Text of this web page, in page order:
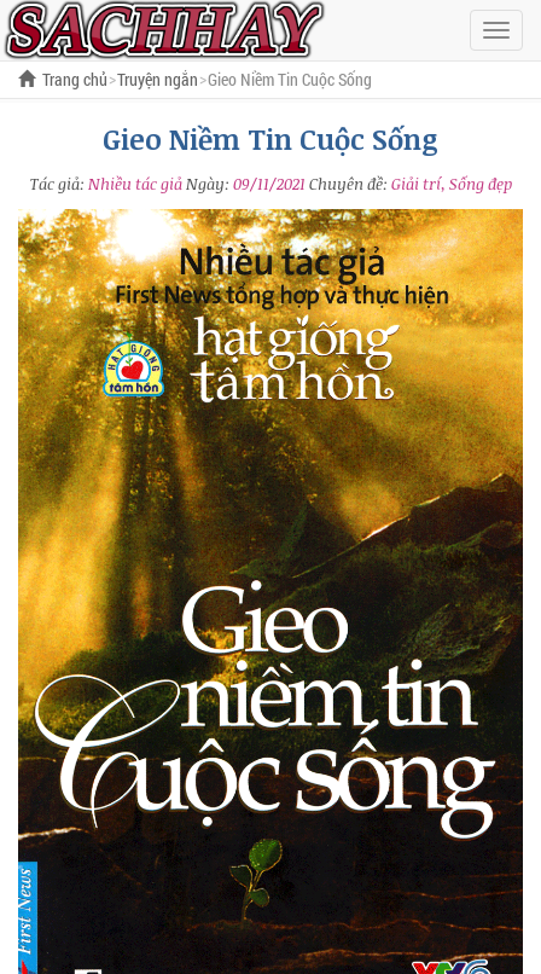
Hiện
menu
Trang chủ Truyện ngắn Gieo Niềm Tin Cuộc Sống
Gieo Niềm Tin Cuộc Sống
Tác giả: Nhiều tác giảNgày: 09/11/2021 Chuyên đề: Giải trí, Sống đẹp